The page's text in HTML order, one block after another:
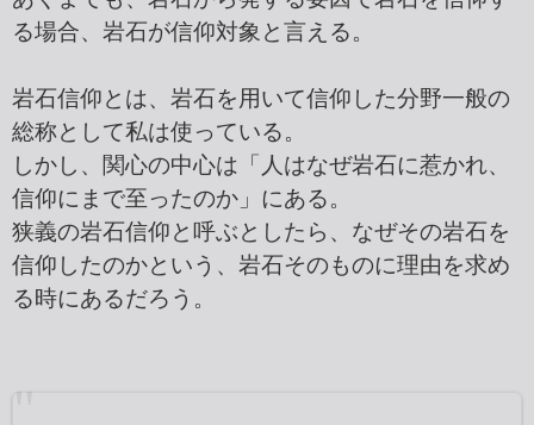
る場合、岩石が信仰対象と言える。
岩石信仰とは、岩石を用いて信仰した分野一般の
総称として私は使っている。
しかし、関心の中心は「人はなぜ岩石に惹かれ、
信仰にまで至ったのか」にある。
狭義の岩石信仰と呼ぶとしたら、なぜその岩石を
信仰したのかという、岩石そのものに理由を求め
る時にあるだろう。